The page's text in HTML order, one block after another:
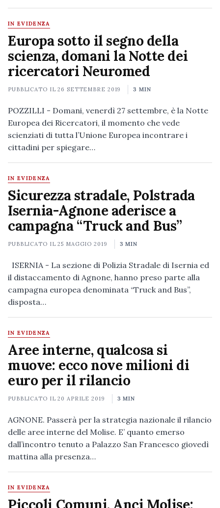
IN EVIDENZA
Europa sotto il segno della
scienza, domani la Notte dei
ricercatori Neuromed
PUBBLICATO IL26 SETTEMBRE 2019 3 MIN
POZZILLI - Domani, venerdì 27 settembre, è la Notte
Europea dei Ricercatori, il momento che vede
scienziati di tutta l’Unione Europea incontrare i
cittadini per spiegare…
IN EVIDENZA
Sicurezza stradale, Polstrada
Isernia-Agnone aderisce a
campagna “Truck and Bus”
PUBBLICATO IL25 MAGGIO 2019 3 MIN
ISERNIA - La sezione di Polizia Stradale di Isernia ed
il distaccamento di Agnone, hanno preso parte alla
campagna europea denominata “Truck and Bus”,
disposta…
IN EVIDENZA
Aree interne, qualcosa si
muove: ecco nove milioni di
euro per il rilancio
PUBBLICATO IL20 APRILE 2019 3 MIN
AGNONE. Passerà per la strategia nazionale il rilancio
delle aree interne del Molise. E’ quanto emerso
dall’incontro tenuto a Palazzo San Francesco giovedì
mattina alla presenza…
IN EVIDENZA